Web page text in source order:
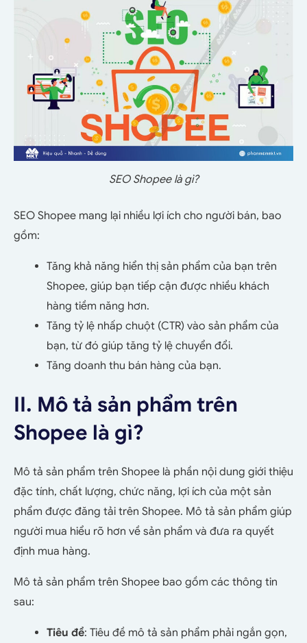
SEO Shopee là gì?
SEO Shopee mang lại nhiều lợi ích cho người bán, bao
gồm:
Tăng khả năng hiển thị sản phẩm của bạn trên
Shopee, giúp bạn tiếp cận được nhiều khách
hàng tiềm năng hơn.
Tăng tỷ lệ nhấp chuột (CTR) vào sản phẩm của
bạn, từ đó giúp tăng tỷ lệ chuyển đổi.
Tăng doanh thu bán hàng của bạn.
II. Mô tả sản phẩm trên
Shopee là gì?
Mô tả sản phẩm trên Shopee là phần nội dung giới thiệu
đặc tính, chất lượng, chức năng, lợi ích của một sản
phẩm được đăng tải trên Shopee. Mô tả sản phẩm giúp
người mua hiểu rõ hơn về sản phẩm và đưa ra quyết
định mua hàng.
Mô tả sản phẩm trên Shopee bao gồm các thông tin
sau:
Tiêu đề: Tiêu đề mô tả sản phẩm phải ngắn gọn,